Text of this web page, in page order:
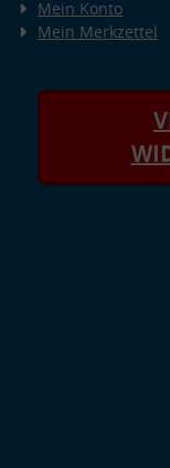
Mein Konto
Mein Merkzettel